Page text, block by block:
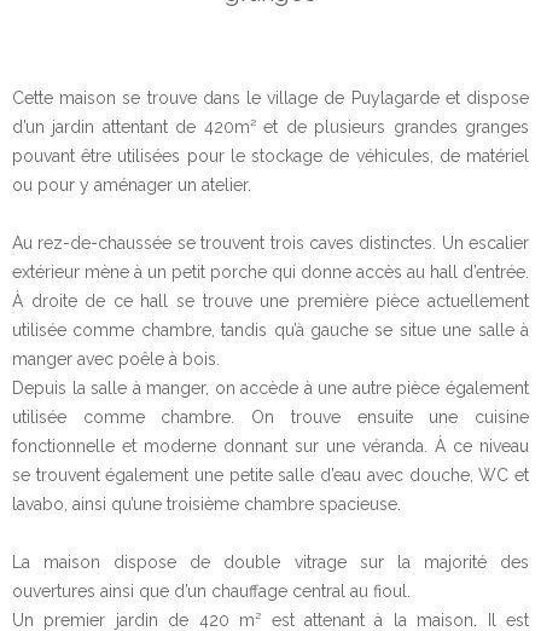
Cette maison se trouve dans le village de Puylagarde et dispose
d’un jardin attentant de 420m² et de plusieurs grandes granges
pouvant être utilisées pour le stockage de véhicules, de matériel
ou pour y aménager un atelier.
Au rez-de-chaussée se trouvent trois caves distinctes. Un escalier
extérieur mène à un petit porche qui donne accès au hall d’entrée.
À droite de ce hall se trouve une première pièce actuellement
utilisée comme chambre, tandis qu’à gauche se situe une salle à
manger avec poêle à bois.
Depuis la salle à manger, on accède à une autre pièce également
utilisée comme chambre. On trouve ensuite une cuisine
fonctionnelle et moderne donnant sur une véranda. À ce niveau
se trouvent également une petite salle d’eau avec douche, WC et
lavabo, ainsi qu’une troisième chambre spacieuse.
La maison dispose de double vitrage sur la majorité des
ouvertures ainsi que d’un chauffage central au fioul.
Un premier jardin de 420 m² est attenant à la maison. Il est